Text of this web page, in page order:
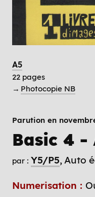
A5
22 pages
→ Photocopie NB
Parution en
Basic 4 -
par : Y5/P5 Auto
Numerisation :